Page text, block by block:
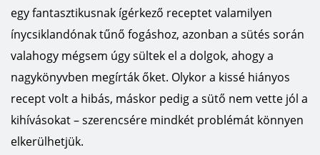
egy fantasztikusnak ígérkező receptet valamilyen
ínycsiklandónak tűnő fogáshoz, azonban a sütés során
valahogy mégsem úgy sültek el a dolgok, ahogy a
nagykönyvben megírták őket. Olykor a kissé hiányos
recept volt a hibás, máskor pedig a sütő nem vette jól a
kihívásokat – szerencsére mindkét problémát könnyen
elkerülhetjük.